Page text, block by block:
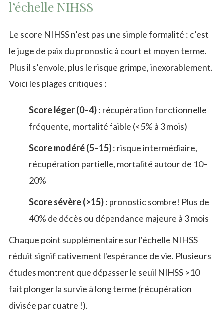
l’échelle NIHSS
Le score NIHSS n’est pas une simple formalité : c’est
le juge de paix du pronostic à court et moyen terme.
Plus il s’envole, plus le risque grimpe, inexorablement.
Voici les plages critiques :
Score léger (0–4): récupération fonctionnelle
fréquente, mortalité faible (<5% à 3 mois)
Score modéré (5–15): risque intermédiaire,
récupération partielle, mortalité autour de 10–
20%
Score sévère (>15): pronostic sombre! Plus de
40% de décès ou dépendance majeure à 3 mois
Chaque point supplémentaire sur l'échelle NIHSS
réduit significativement l'espérance de vie. Plusieurs
études montrent que dépasser le seuil NIHSS >10
fait plonger la survie à long terme (récupération
divisée par quatre !).